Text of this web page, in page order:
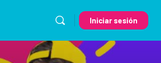
Iniciar sesión